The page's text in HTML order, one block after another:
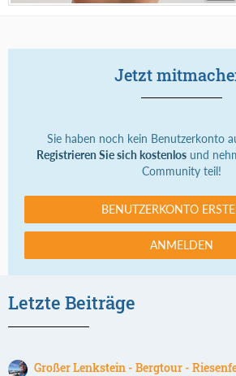
Jetzt
Sie haben noch kein Benutzerkonto
Registrieren Sie sich kostenlos und
Community teil!
BENUTZERKONTO
ANMELDEN
Letzte Beiträge
Großer Lenkstein - Bergtour -